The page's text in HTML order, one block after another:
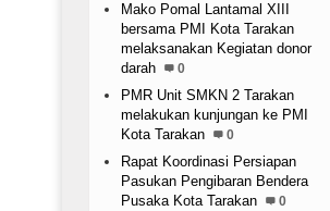
Mako Pomal Lantamal XIII
bersama PMI Kota Tarakan
melaksanakan Kegiatan donor
darah
0
PMR Unit SMKN 2 Tarakan
melakukan kunjungan ke PMI
Kota Tarakan
0
Rapat Koordinasi Persiapan
Pasukan Pengibaran Bendera
Pusaka Kota Tarakan
0